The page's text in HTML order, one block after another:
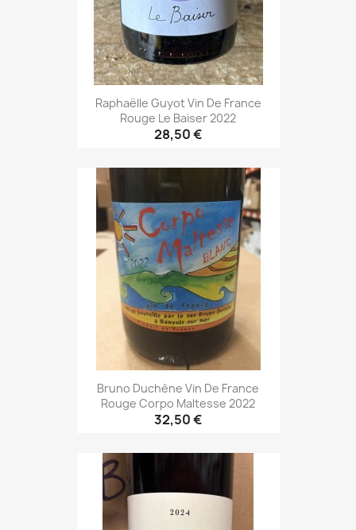
Raphaëlle Guyot Vin De France
Rouge Le Baiser 2022
28,50 €
Bruno Duchène Vin De France
Rouge Corpo Maltesse 2022
32,50 €